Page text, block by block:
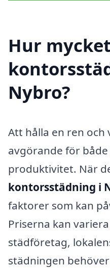
Hur
Nybro?
Att hålla en ren
avgörande för
produktivitet. När
kontorsstädning i
faktorer som kan
Priserna kan
städföretag,
städningen